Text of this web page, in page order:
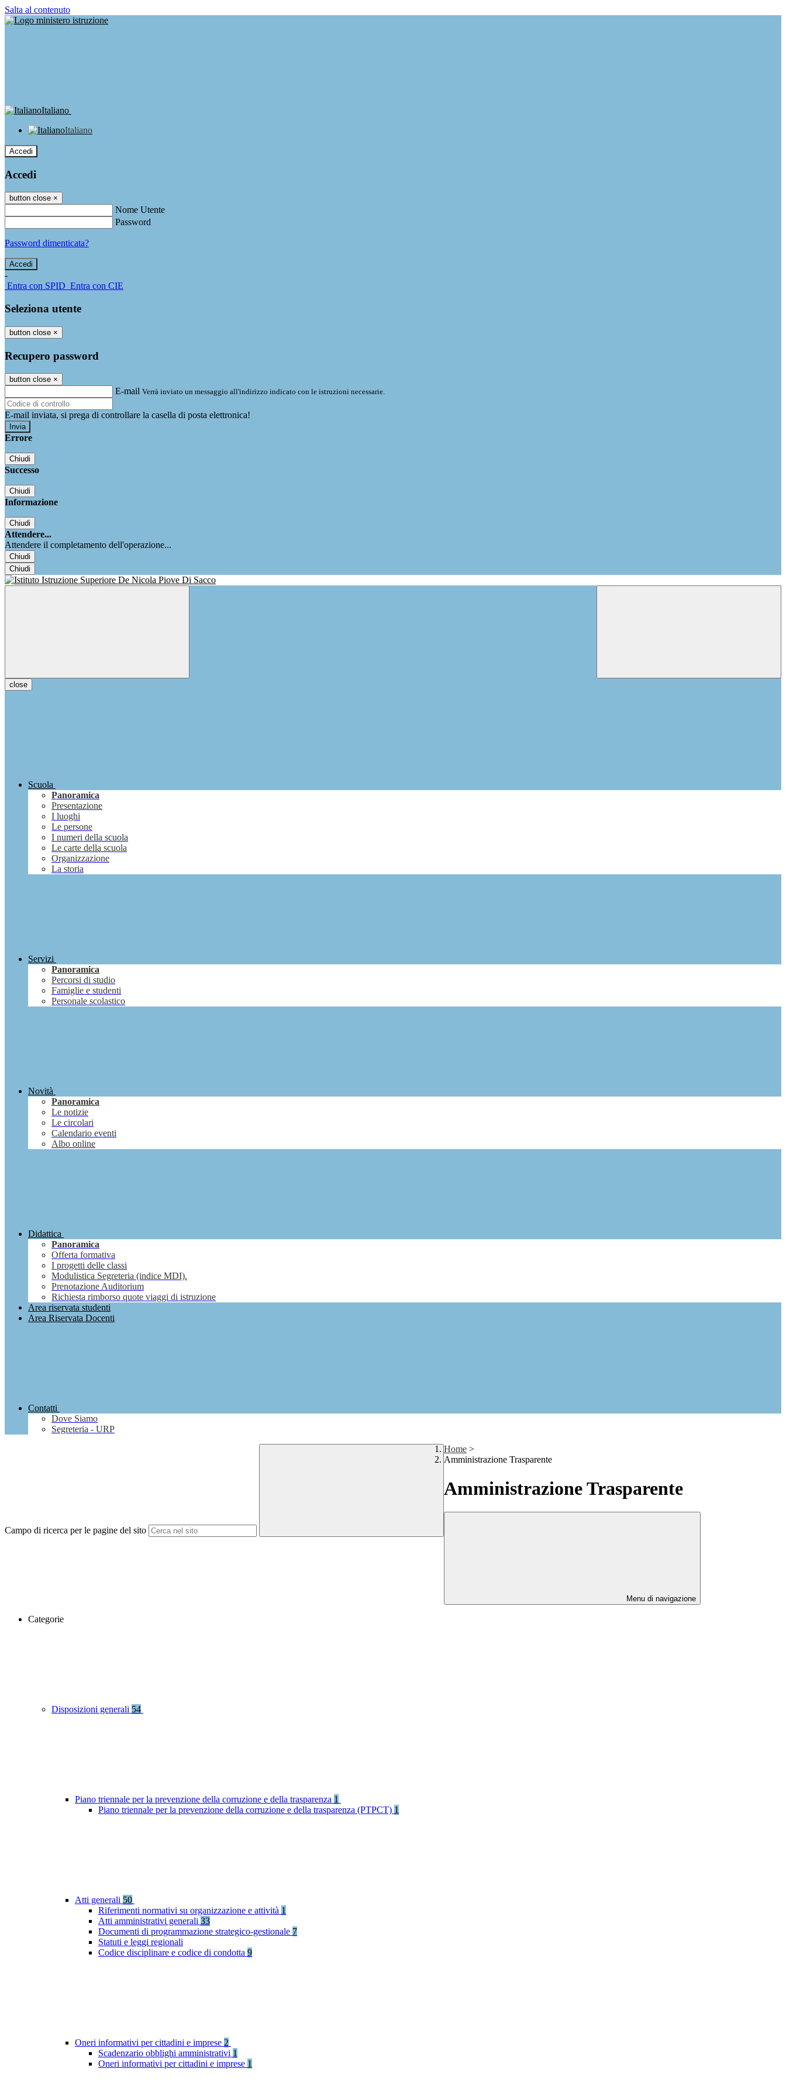
Salta al contenuto
Italiano
Italiano
Accedi
Accedi
button close ×
Nome Utente
Password
Password dimenticata?
-
Entra con SPID Entra con CIE
Seleziona utente
button close ×
Recupero password
button close ×
E-mail Verrà inviato un messaggio all'indirizzo indicato con le istruzioni necessarie.
E-mail inviata, si prega di controllare la casella di posta elettronica!
Errore
Chiudi
Successo
Chiudi
Informazione
Chiudi
Attendere...
Attendere il completamento dell'operazione...
Chiudi
Chiudi
close
Scuola
Panoramica
Presentazione
I luoghi
Le persone
I numeri della scuola
Le carte della scuola
Organizzazione
La storia
Servizi
Panoramica
Percorsi di studio
Famiglie e studenti
Personale scolastico
Novità
Panoramica
Le notizie
Le circolari
Calendario eventi
Albo online
Didattica
Panoramica
Offerta formativa
I progetti delle classi
Modulistica Segreteria (indice MDI).
Prenotazione Auditorium
Richiesta rimborso quote viaggi di istruzione
Area riservata studenti
Area Riservata Docenti
Contatti
Dove Siamo
Segreteria - URP
Campo di ricerca per le pagine del sito
Home >
Amministrazione Trasparente
Amministrazione Trasparente
Menu di navigazione
Categorie
Disposizioni generali 54
Piano triennale per la prevenzione della corruzione e della trasparenza 1
Piano triennale per la prevenzione della corruzione e della trasparenza (PTPCT) 1
Atti generali 50
Riferimenti normativi su organizzazione e attività 1
Atti amministrativi generali 33
Documenti di programmazione strategico-gestionale 7
Statuti e leggi regionali
Codice disciplinare e codice di condotta 9
Oneri informativi per cittadini e imprese 2
Scadenzario obblighi amministrativi 1
Oneri informativi per cittadini e imprese 1